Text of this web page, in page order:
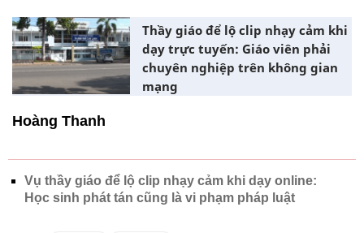
Thầy giáo để lộ clip nhạy cảm khi
dạy trực tuyến: Giáo viên phải
chuyên nghiệp trên không gian
mạng
Hoàng Thanh
Vụ thầy giáo để lộ clip nhạy cảm khi dạy online:
Học sinh phát tán cũng là vi phạm pháp luật